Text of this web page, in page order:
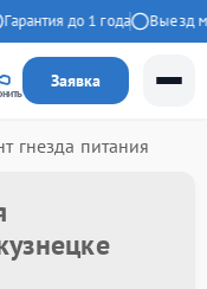
до 1 года Выезд
Заявка
гнезда питания